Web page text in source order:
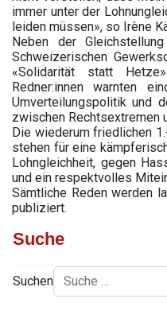
immer unter der
leiden müssen», so Irène
Neben der
Schweizerischen
«Solidarität statt
Redner:innen warnten
Umverteilungspolitik und
zwischen Rechtsextremen
Die wiederum friedlichen
stehen für eine
Lohngleichheit, gegen
und ein respektvolles
Sämtliche Reden werden
publiziert.
Suche
Suchen